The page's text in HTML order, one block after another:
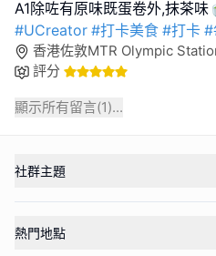
#UCreator #打卡美食 #打卡 #
香港佐敦MTR Olympic
評分
顯示所有留言(1)...
社群主題
熱門地點